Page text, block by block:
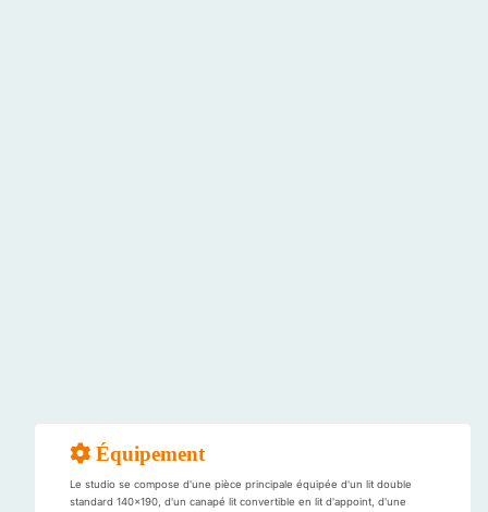
Équipement
Le studio se compose d'une pièce principale équipée d'un lit double
standard 140x190, d'un canapé lit convertible en lit d'appoint, d'une